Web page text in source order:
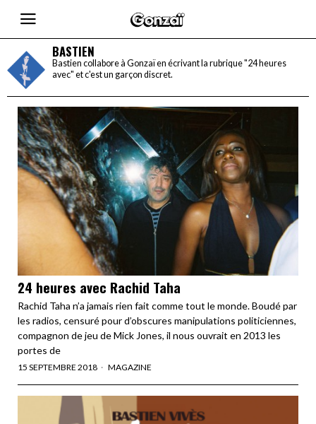
BASTIEN
Bastien collabore à Gonzaï en écrivant la rubrique "24 heures
avec" et c'est un garçon discret.
24 heures avec Rachid Taha
Rachid Taha n’a jamais rien fait comme tout le monde. Boudé par
les radios, censuré pour d’obscures manipulations politiciennes,
compagnon de jeu de Mick Jones, il nous ouvrait en 2013 les
portes de
15 SEPTEMBRE 2018 MAGAZINE